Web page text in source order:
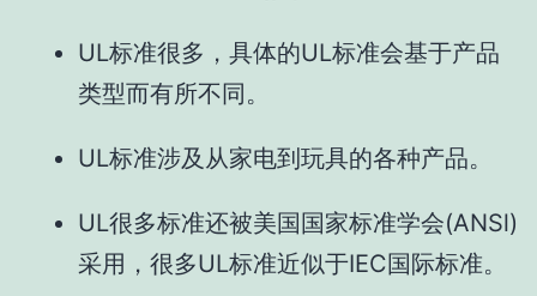
UL标准很多，具体的UL标准会基于产品
类型而有所不同。
UL标准涉及从家电到玩具的各种产品。
UL很多标准还被美国国家标准学会(ANSl)
采用，很多UL标准近似于IEC国际标准。